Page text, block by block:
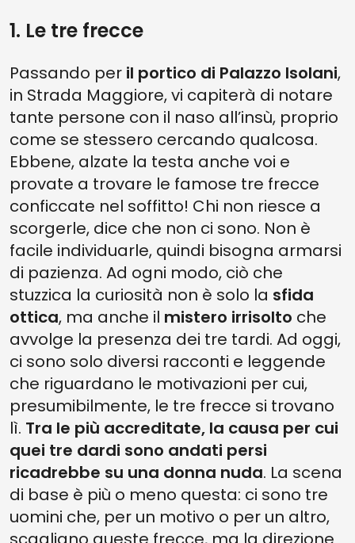
1. Le tre frecce
Passando per il portico di Palazzo Isolani,
in Strada Maggiore, vi capiterà di notare
tante persone con il naso all’insù, proprio
come se stessero cercando qualcosa.
Ebbene, alzate la testa anche voi e
provate a trovare le famose tre frecce
conficcate nel soffitto! Chi non riesce a
scorgerle, dice che non ci sono. Non è
facile individuarle, quindi bisogna armarsi
di pazienza. Ad ogni modo, ciò che
stuzzica la curiosità non è solo la sfida
ottica, ma anche il mistero irrisolto che
avvolge la presenza dei tre tardi. Ad oggi,
ci sono solo diversi racconti e leggende
che riguardano le motivazioni per cui,
presumibilmente, le tre frecce si trovano
lì. Tra le più accreditate, la causa per cui
quei tre dardi sono andati persi
ricadrebbe su una donna nuda. La scena
di base è più o meno questa: ci sono tre
uomini che, per un motivo o per un altro,